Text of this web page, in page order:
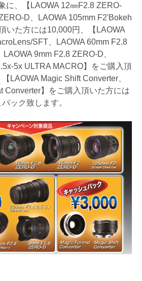
に、【LAOWA 12㎜F2.8 ZERO-
D、LAOWA 105mm F2'Bokeh
いた方には10,000円、【LAOWA
SFT、LAOWA 60mm F2.8
9mm F2.8 ZERO-D、
5x ULTRA MACRO】をご購入頂
LAOWA Magic Shift Converter、
Converter】をご購入頂いた方には
ック致します。